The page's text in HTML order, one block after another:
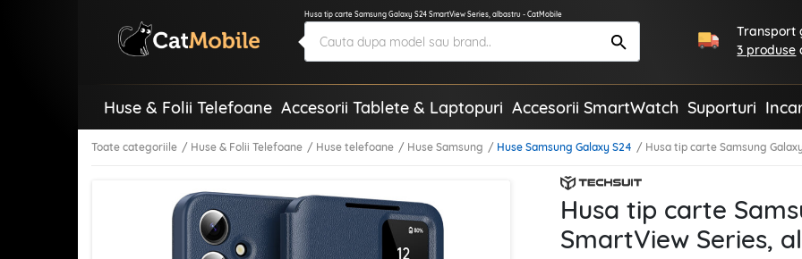
Husa tip carte Samsung Galaxy S24 SmartView Series, albastru - CatMobile
Transport
3 produse
Huse & Folii Telefoane Accesorii Tablete & Laptopuri Accesorii SmartWatch Suporturi
Toate categoriile Huse & Folii Telefoane Huse telefoane Huse Samsung Huse Samsung Galaxy S24 Husa tip carte Samsung
Husa tip carte
SmartView Series,